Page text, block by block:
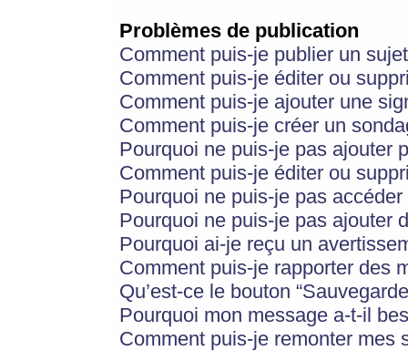
Problèmes de publication
Comment puis-je publier un
Comment puis-je éditer ou
Comment puis-je ajouter une
Comment puis-je créer un
Pourquoi ne puis-je pas ajouter
Comment puis-je éditer ou
Pourquoi ne puis-je pas
Pourquoi ne puis-je pas ajouter
Pourquoi ai-je reçu un
Comment puis-je rapporter des
Qu’est-ce le bouton
Pourquoi mon message a-t-il
Comment puis-je remonter mes